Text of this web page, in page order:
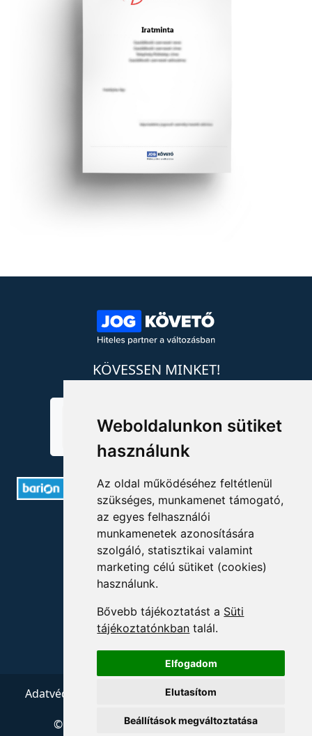
Weboldalunkon sütiket
használunk
Az oldal működéséhez feltétlenül
szükséges, munkamenet támogató,
az egyes felhasználói
munkamenetek azonosítására
szolgáló, statisztikai valamint
marketing célú sütiket (cookies)
használunk.
Bővebb tájékoztatást a Süti
tájékoztatónkban talál.
Elfogadom
Elutasítom
Beállítások megváltoztatása
KÖVESSEN MINKET!
ELÉRHETŐSÉGEK
+36 1 880 7600
info@mprx.hu
Adatvédelem Impresszum
© 2026 Copyright:Menedzserpraxis.hu